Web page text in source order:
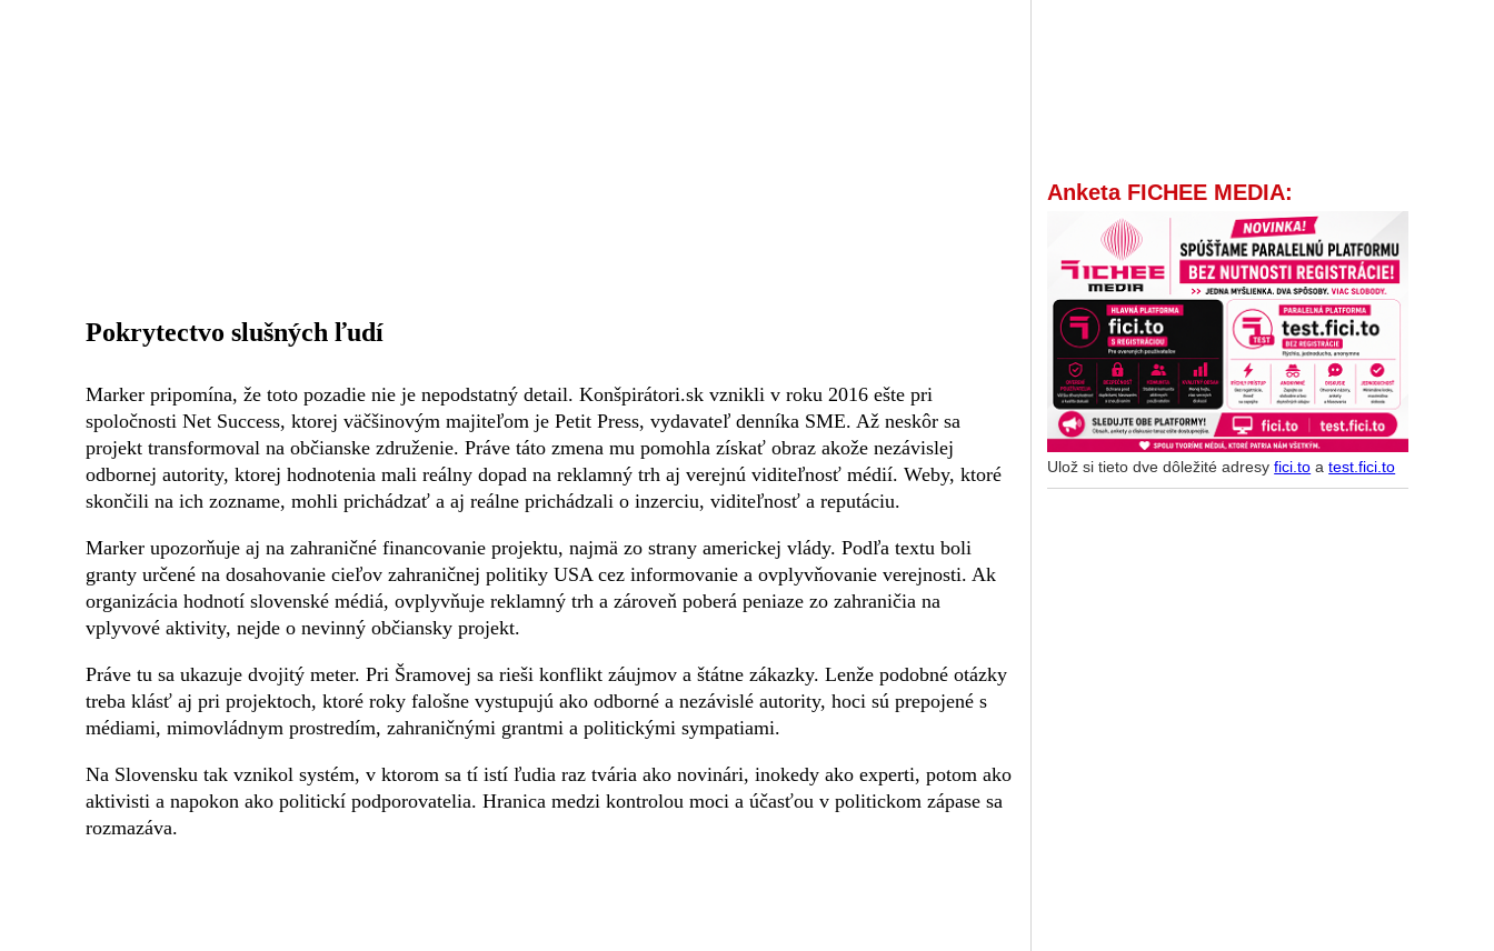
Pokrytectvo slušných ľudí
Marker pripomína, že toto pozadie nie je nepodstatný detail. Konšpirátori.sk vznikli v roku 2016 ešte pri
spoločnosti Net Success, ktorej väčšinovým majiteľom je Petit Press, vydavateľ denníka SME. Až neskôr sa
projekt transformoval na občianske združenie. Práve táto zmena mu pomohla získať obraz akože nezávislej
odbornej autority, ktorej hodnotenia mali reálny dopad na reklamný trh aj verejnú viditeľnosť médií. Weby, ktoré
skončili na ich zozname, mohli prichádzať a aj reálne prichádzali o inzerciu, viditeľnosť a reputáciu.
Marker upozorňuje aj na zahraničné financovanie projektu, najmä zo strany americkej vlády. Podľa textu boli
granty určené na dosahovanie cieľov zahraničnej politiky USA cez informovanie a ovplyvňovanie verejnosti. Ak
organizácia hodnotí slovenské médiá, ovplyvňuje reklamný trh a zároveň poberá peniaze zo zahraničia na
vplyvové aktivity, nejde o nevinný občiansky projekt.
Práve tu sa ukazuje dvojitý meter. Pri Šramovej sa rieši konflikt záujmov a štátne zákazky. Lenže podobné otázky
treba klásť aj pri projektoch, ktoré roky falošne vystupujú ako odborné a nezávislé autority, hoci sú prepojené s
médiami, mimovládnym prostredím, zahraničnými grantmi a politickými sympatiami.
Na Slovensku tak vznikol systém, v ktorom sa tí istí ľudia raz tvária ako novinári, inokedy ako experti, potom ako
aktivisti a napokon ako politickí podporovatelia. Hranica medzi kontrolou moci a účasťou v politickom zápase sa
rozmazáva.
Anketa FICHEE MEDIA:
Ulož si tieto dve dôležité adresyfici.to atest.fici.to